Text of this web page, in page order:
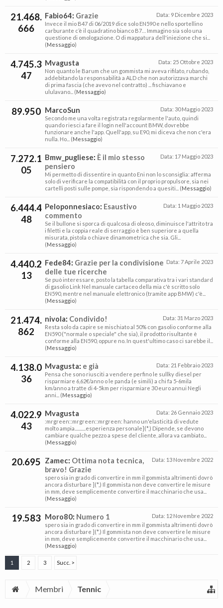
21.468.
666
Data: 9 Dicembre 2023
Fabio64: Grazie
Invece il mio B47 di 06/2019 dice solo EN590 e nello sportellino
carburante c’è il quadratino bianco B7… Immagino sia solo una
questione di omologazione. O di mappatura dell'iniezione che si...
(Messaggio)
4.745.3
47
Data: 25 Ottobre 2023
Mvagusta
Non quanto le Barum che un gommista mi aveva rifilato, rubando,
addebitando la responsabilità a ALD che non autorizzava marchi
di prima fascia (che avevo nel contratto) ... fischiavano e
ululavano... (Messaggio)
89.950 Data: 30 Maggio 2023
MarcoSun
Secondo me una volta registrata regolarmente l'auto, quindi
quando riesci a fare il login nell'account BMW, dovrebbe
funzionare anche l'app. Quell'app, su E90, mi diceva che non c'era
nulla. Ho... (Messaggio)
7.272.1
05
Data: 17 Maggio 2023
Bmw_pugliese: È il mio stesso
pensiero
Mi permetto di dissentire in quanto Eni non lo sconsiglia: afferma
solo di verificare la compatibilità con il proprio propulsore, sia nei
cartelli posti sulle pompe, sia rispondendo a quesiti... (Messaggio)
6.444.4
48
Data: 1 Maggio 2023
Peloponnesiaco: Esaustivo
commento
Se il bullone si sporca di qualcosa di oleoso, diminuisce l'attrito tra
i filetti e la coppia reale di serraggio è ben superiore a quella
misurata, pistola o chiave dinamometrica che sia. Gli...
(Messaggio)
4.440.2
13
Data: 7 Aprile 2023
Fede84: Grazie per la condivisione
delle tue ricerche
Se può interessare, posto la tabella comparativa tra i vari standard
di gasolio Link Nel manuale cartaceo della mia c'è scritto solo
EN590, mentre nel manuale elettronico (tramite app BMW) c'è...
(Messaggio)
21.474.
862
Data: 31 Marzo 2023
nivola: Condivido!
Resta solo da capire se mischiato al 50% con gasolio conforme alla
EN590 ("normale o speciale" che sia), il prodotto risultante è
conforme alla EN590, oppure no. In quest'ultimo caso ci sarebbe il...
(Messaggio)
4.138.0
36
Data: 21 Febbraio 2023
Mvagusta: e già
Pensa che sono riusciti a vendere perfino le sullky diesel per
risparmiare 6,62€/anno o le panda (e simili) a chi fa 5-6mila
km/anno a tratte di 4-5km per risparmiare 30 euro annui Negli
anni... (Messaggio)
4.022.9
43
Data: 26 Gennaio 2023
Mvagusta
:mrgreen::mrgreen::mrgreen: hanno un'elasticità di vedute
molto ampia...........esperienza personale](*,) Dipende, se devono
cambiare qualche pezzo a spese del cliente, allora va cambiato...
(Messaggio)
20.695 Data: 13 Novembre 2022
Zamec: Ottima nota tecnica,
bravo! Grazie
spero sia in grado di convertire in mm il gommista altrimenti dovrò
ancora disturbare ](*,) Il gommista non deve convertire le misure
in mm, deve semplicemente convertire il macchinario che usa...
(Messaggio)
19.583 Data: 12 Novembre 2022
Moro80: Numero 1
spero sia in grado di convertire in mm il gommista altrimenti dovrò
ancora disturbare ](*,) Il gommista non deve convertire le misure
in mm, deve semplicemente convertire il macchinario che usa...
(Messaggio)
1 2 3 Succ. >
Membri Tennic